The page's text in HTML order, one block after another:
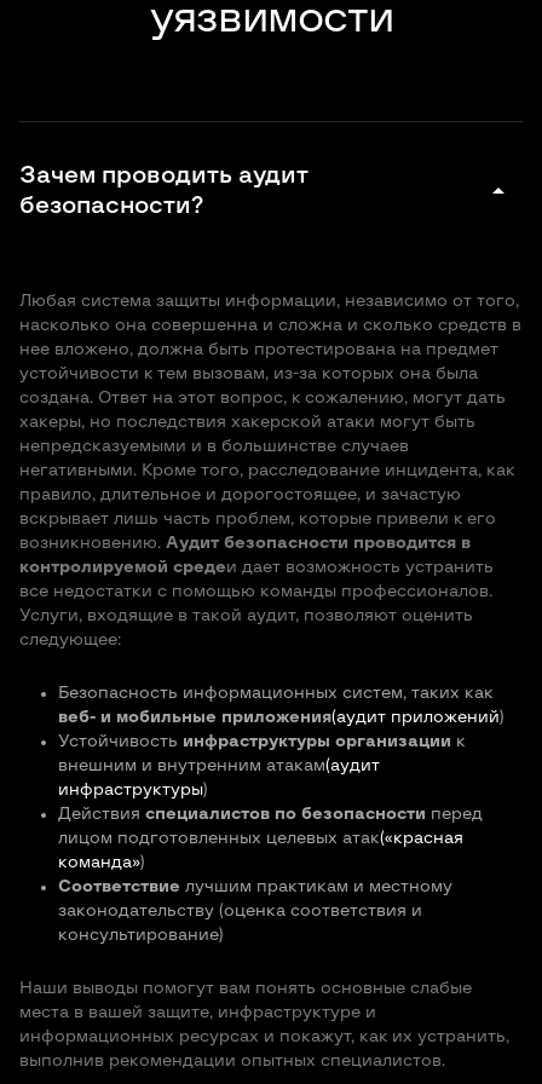
уязвимости
Зачем проводить аудит
безопасности?
arrow_drop_down
Любая система защиты информации, независимо от того,
насколько она совершенна и сложна и сколько средств в
нее вложено, должна быть протестирована на предмет
устойчивости к тем вызовам, из-за которых она была
создана. Ответ на этот вопрос, к сожалению, могут дать
хакеры, но последствия хакерской атаки могут быть
непредсказуемыми и в большинстве случаев
негативными. Кроме того, расследование инцидента, как
правило, длительное и дорогостоящее, и зачастую
вскрывает лишь часть проблем, которые привели к его
возникновению. Аудит безопасности проводится в
контролируемой средеи дает возможность устранить
все недостатки с помощью команды профессионалов.
Услуги, входящие в такой аудит, позволяют оценить
следующее:
Безопасность информационных систем, таких как
веб- и мобильные приложения(аудит приложений)
Устойчивость инфраструктуры организации к
внешним и внутренним атакам(аудит
инфраструктуры)
Действия специалистов по безопасности перед
лицом подготовленных целевых атак(«красная
команда»)
Соответствие лучшим практикам и местному
законодательству (оценка соответствия и
консультирование)
Наши выводы помогут вам понять основные слабые
места в вашей защите, инфраструктуре и
информационных ресурсах и покажут, как их устранить,
выполнив рекомендации опытных специалистов.